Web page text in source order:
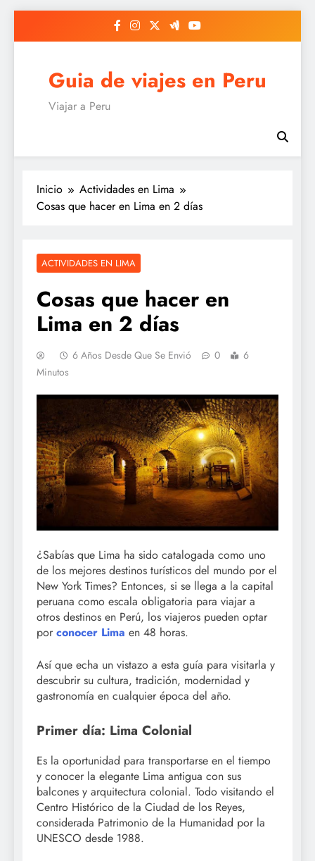
Guia de viajes en Peru
Viajar a Peru
Inicio
Actividades en Lima
Cosas que hacer en Lima en 2 días
ACTIVIDADES EN LIMA
Cosas que hacer en
Lima en 2 días
6 Años Desde Que Se Envió 0
6
Minutos
¿Sabías que Lima ha sido catalogada como uno
de los mejores destinos turísticos del mundo por el
New York Times? Entonces, si se llega a la capital
peruana como escala obligatoria para viajar a
otros destinos en Perú, los viajeros pueden optar
por conocer Lima en 48 horas.
Así que echa un vistazo a esta guía para visitarla y
descubrir su cultura, tradición, modernidad y
gastronomía en cualquier época del año.
Primer día: Lima Colonial
Es la oportunidad para transportarse en el tiempo
y conocer la elegante Lima antigua con sus
balcones y arquitectura colonial. Todo visitando el
Centro Histórico de la Ciudad de los Reyes,
considerada Patrimonio de la Humanidad por la
UNESCO desde 1988.